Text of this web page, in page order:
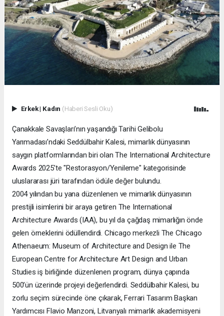
Erkek| Kadın (Haberi Sesli Oku)
Çanakkale Savaşları’nın yaşandığı Tarihi Gelibolu
Yarımadası’ndaki Seddülbahir Kalesi, mimarlık dünyasının
saygın platformlarından biri olan The International Architecture
Awards 2025’te "Restorasyon/Yenileme" kategorisinde
uluslararası jüri tarafından ödüle değer bulundu.
2004 yılından bu yana düzenlenen ve mimarlık dünyasının
prestijli isimlerini bir araya getiren The International
Architecture Awards (IAA), bu yıl da çağdaş mimarlığın önde
gelen örneklerini ödüllendirdi. Chicago merkezli The Chicago
Athenaeum: Museum of Architecture and Design ile The
European Centre for Architecture Art Design and Urban
Studies iş birliğinde düzenlenen program, dünya çapında
500’ün üzerinde projeyi değerlendirdi. Seddülbahir Kalesi, bu
zorlu seçim sürecinde öne çıkarak, Ferrari Tasarım Başkan
Yardımcısı Flavio Manzoni, Litvanyalı mimarlık akademisyeni